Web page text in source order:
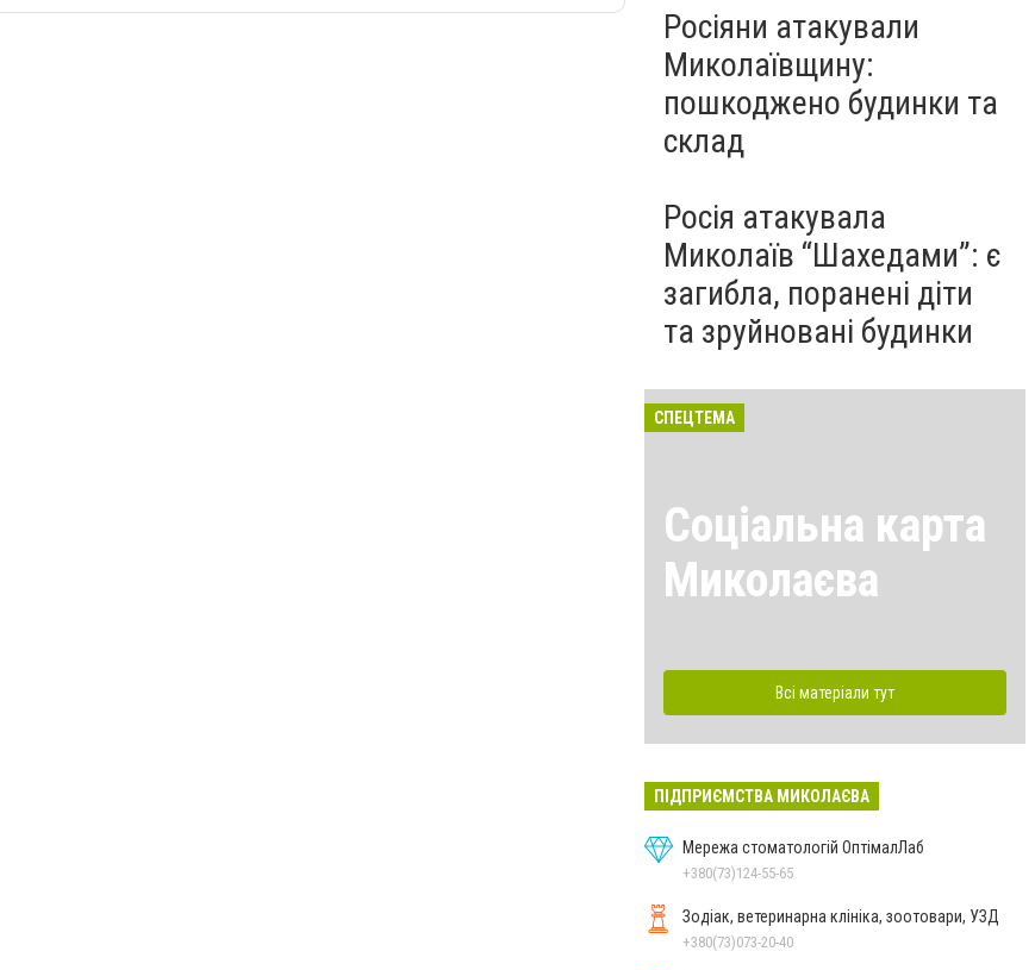
Росіяни атакували
Миколаївщину:
пошкоджено будинки та
склад
Росія атакувала
Миколаїв “Шахедами”: є
загибла, поранені діти
та зруйновані будинки
СПЕЦТЕМА
Соціальна карта
Миколаєва
Всі матеріали тут
ПІДПРИЄМСТВА МИКОЛАЄВА
Мережа стоматологій ОптімалЛаб
+380(73)124-55-65
Зодіак, ветеринарна клініка, зоотовари, УЗД
+380(73)073-20-40